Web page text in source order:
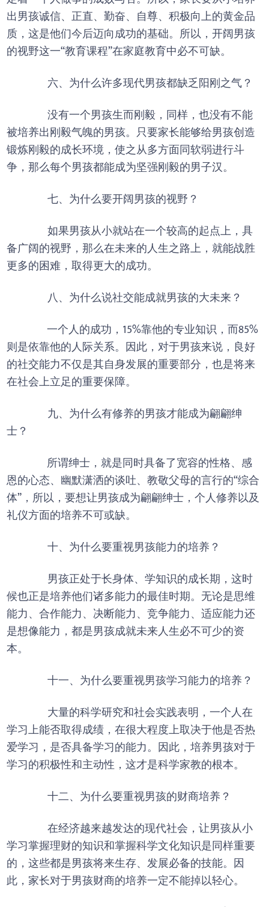
出男孩诚信、正直、勤奋、自尊、积极向上的黄金品
质，这是他们今后迈向成功的基础。所以，开阔男孩
的视野这一“教育课程”在家庭教育中必不可缺。
六、为什么许多现代男孩都缺乏阳刚之气？
没有一个男孩生而刚毅，同样，也没有不能
被培养出刚毅气魄的男孩。只要家长能够给男孩创造
锻炼刚毅的成长环境，使之从多方面同软弱进行斗
争，那么每个男孩都能成为坚强刚毅的男子汉。
七、为什么要开阔男孩的视野？
如果男孩从小就站在一个较高的起点上，具
备广阔的视野，那么在未来的人生之路上，就能战胜
更多的困难，取得更大的成功。
八、为什么说社交能成就男孩的大未来？
一个人的成功，15%靠他的专业知识，而85%
则是依靠他的人际关系。因此，对于男孩来说，良好
的社交能力不仅是其自身发展的重要部分，也是将来
在社会上立足的重要保障。
九、为什么有修养的男孩才能成为翩翩绅
士？
所谓绅士，就是同时具备了宽容的性格、感
恩的心态、幽默潇洒的谈吐、教敬父母的言行的“综合
体”，所以，要想让男孩成为翩翩绅士，个人修养以及
礼仪方面的培养不可或缺。
十、为什么要重视男孩能力的培养？
男孩正处于长身体、学知识的成长期，这时
候也正是培养他们诸多能力的最佳时期。无论是思维
能力、合作能力、决断能力、竞争能力、适应能力还
是想像能力，都是男孩成就未来人生必不可少的资
本。
十一、为什么要重视男孩学习能力的培养？
大量的科学研究和社会实践表明，一个人在
学习上能否取得成绩，在很大程度上取决于他是否热
爱学习，是否具备学习的能力。因此，培养男孩对于
学习的积极性和主动性，这才是科学家教的根本。
十二、为什么要重视男孩的财商培养？
在经济越来越发达的现代社会，让男孩从小
学习掌握理财的知识和掌握科学文化知识是同样重要
的，这些都是男孩将来生存、发展必备的技能。因
此，家长对于男孩财商的培养一定不能掉以轻心。